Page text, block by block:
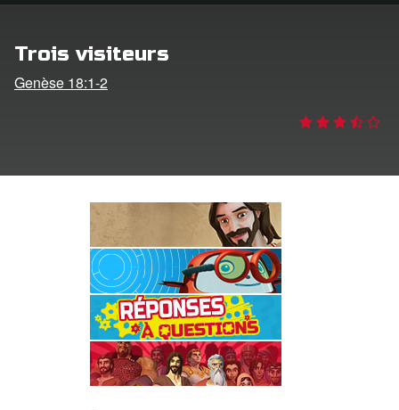
de langue
Trois visiteurs
Genèse 18:1-2